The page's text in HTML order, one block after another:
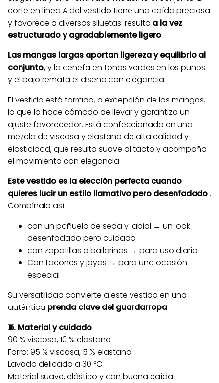
corte en línea A del vestido tiene una caída preciosa
y favorece a diversas siluetas: resulta a la vez
estructurado y agradablemente ligero .
Las mangas largas aportan ligereza y equilibrio al
conjunto,y la cenefa en tonos verdes en los puños
y el bajo remata el diseño con elegancia.
El vestido está forrado, a excepción de las mangas,
lo que lo hace cómodo de llevar y garantiza un
ajuste favorecedor. Está confeccionado en una
mezcla de viscosa y elastano de alta calidad y
elasticidad, que resulta suave al tacto y acompaña
el movimiento con elegancia.
Este vestido es la elección perfecta cuando
quieres lucir un estilo llamativo pero desenfadado .
Combínalo así:
con un pañuelo de seda y labial → un look
desenfadado pero cuidado
con zapatillas o bailarinas → para uso diario
Con tacones y joyas → para una ocasión
especial
Su versatilidad convierte a este vestido en una
auténtica prenda clave del guardarropa .
🧵 Material y cuidado
90 % viscosa, 10 % elastano
Forro: 95 % viscosa, 5 % elastano
Lavado delicado a 30 °C
Material suave, elástico y con buena caída